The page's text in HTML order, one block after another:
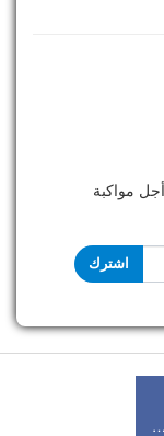
مواكبة
اشترك
Join us on Facebook